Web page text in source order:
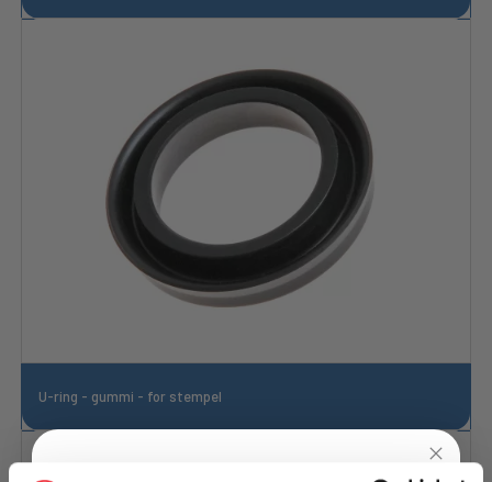
U-ring - gummi - for stempel